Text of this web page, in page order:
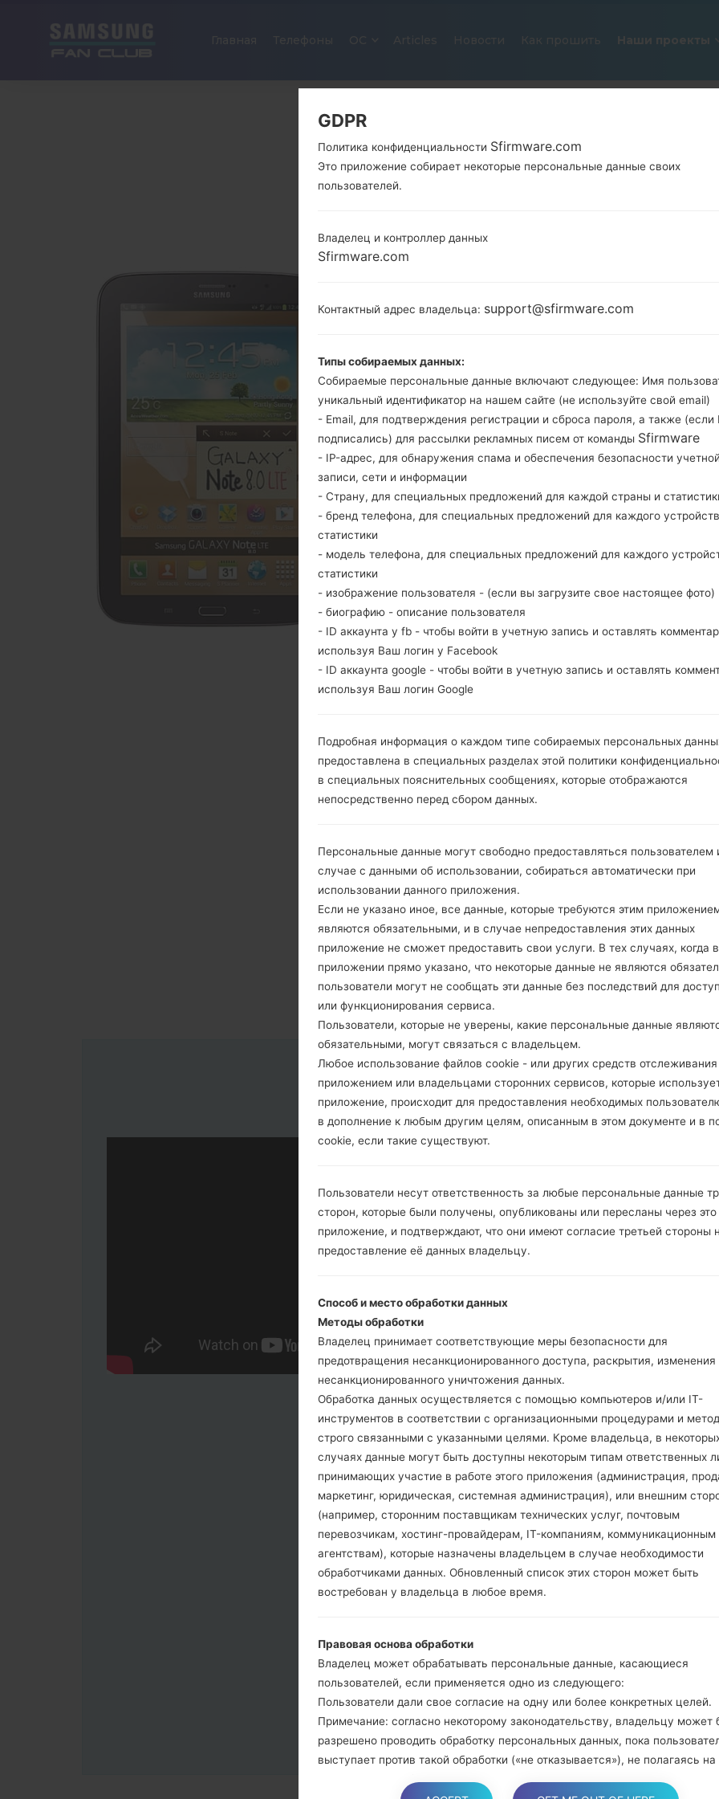
Новости Как прошить Наши проекты
ОФИЦИАЛЬНАЯ ПРОШИВКА
Главная → Galaxy Note 8.0
Загрузите последнее обновление
забудьте проверить, соответствует ли номер
N5100. Код прошивки SIM для SLOVENIA.
N5100XXSDQA2 и версия CSC
операционной системы данной прошивки
как прошить стоковую прошивку на устройства
НАЗВАНИЕ ФАЙЛА
GT-N5100_1_20170424131900_e
СИСТЕМА
Android KitKat 4.4.2
PDA/AP ВЕРСИЯ
РЕГИОН
1.ПРОВЕРИТЬ НАЛИЧИЕ RECAPTCHA
Инструкции
Если вы хотите
настройкам
Теперь выключите
режим. Все методы
Нажмите и
и Bixbi.
Нажмите и
громкости.
кабель.
Нажмите и
и домой.
Подключите
должна
появится на экране.
Укажите только
В конце нажмите
перезагрузится и
GDPR
Политика конфиденциальности Sfirmware.com
Это приложение собирает некоторые персональные данные своих
пользователей.
Владелец и контроллер данных
Sfirmware.com
Контактный адрес владельца: support@sfirmware.com
Типы собираемых данных:
Собираемые персональные данные включают следующее: Имя
уникальный идентификатор на нашем сайте (не используйте свой email)
- Email, для подтверждения регистрации и сброса пароля, а также (если
подписались) для рассылки рекламных писем от команды Sfirmware
- IP-адрес, для обнаружения спама и обеспечения безопасности учетной
записи, сети и информации
- Страну, для специальных предложений для каждой страны и
- бренд телефона, для специальных предложений для каждого
статистики
- модель телефона, для специальных предложений для каждого
статистики
- изображение пользователя - (если вы загрузите свое настоящее фото)
- биографию - описание пользователя
- ID аккаунта у fb - чтобы войти в учетную запись и оставлять
используя Ваш логин у Facebook
- ID аккаунта google - чтобы войти в учетную запись и оставлять
используя Ваш логин Google
Подробная информация о каждом типе собираемых персональных
предоставлена в специальных разделах этой политики
в специальных пояснительных сообщениях, которые отображаются
непосредственно перед сбором данных.
Персональные данные могут свободно предоставляться пользователем
случае с данными об использовании, собираться автоматически при
использовании данного приложения.
Если не указано иное, все данные, которые требуются этим
являются обязательными, и в случае непредоставления этих данных
приложение не сможет предоставить свои услуги. В тех случаях, когда
приложении прямо указано, что некоторые данные не являются
пользователи могут не сообщать эти данные без последствий для
или функционирования сервиса.
Пользователи, которые не уверены, какие персональные данные
обязательными, могут связаться с владельцем.
Любое использование файлов cookie - или других средств
приложением или владельцами сторонних сервисов, которые
приложение, происходит для предоставления необходимых
в дополнение к любым другим целям, описанным в этом документе и в
cookie, если такие существуют.
Пользователи несут ответственность за любые персональные данные
сторон, которые были получены, опубликованы или пересланы через это
приложение, и подтверждают, что они имеют согласие третьей стороны
предоставление её данных владельцу.
Способ и место обработки данных
Методы обработки
Владелец принимает соответствующие меры безопасности для
предотвращения несанкционированного доступа, раскрытия, изменения
несанкционированного уничтожения данных.
Обработка данных осуществляется с помощью компьютеров и/или IT-
инструментов в соответствии с организационными процедурами и
строго связанными с указанными целями. Кроме владельца, в
случаях данные могут быть доступны некоторым типам ответственных
принимающих участие в работе этого приложения (администрация,
маркетинг, юридическая, системная администрация), или внешним
(например, сторонним поставщикам технических услуг, почтовым
перевозчикам, хостинг-провайдерам, IT-компаниям, коммуникационным
агентствам), которые назначены владельцем в случае необходимости
обработчиками данных. Обновленный список этих сторон может быть
востребован у владельца в любое время.
Правовая основа обработки
Владелец может обрабатывать персональные данные, касающиеся
пользователей, если применяется одно из следующего:
Пользователи дали свое согласие на одну или более конкретных целей.
Примечание: согласно некоторому законодательству, владельцу может
разрешено проводить обработку персональных данных, пока
выступает против такой обработки («не отказывается»), не полагаясь на
согласие или любое другое из следующих правовых оснований. Это,